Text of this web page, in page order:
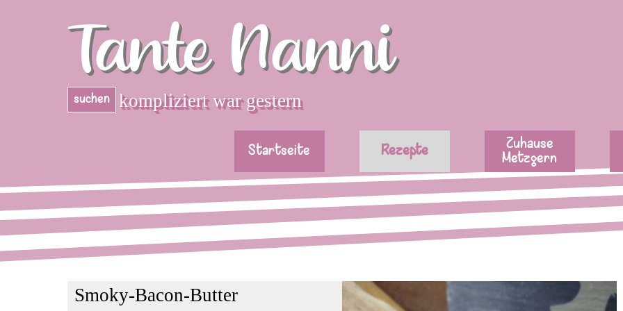
Tante Nanni
suchen kompliziert war gestern
Menü überspringen
Startseite Rezepte
Zuhause
Metzgern
Smoky-Bacon-Butter